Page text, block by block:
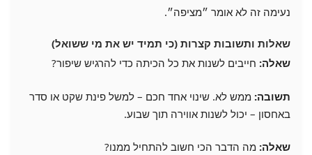
נעימה זה לא אומר ״מציפה״.
שאלות ותשובות קצרות (כי תמיד יש את מי ששואל)
שאלה: חייבים לשנות את כל הכיתה כדי להרגיש שיפור?
תשובה: ממש לא. שינוי אחד חכם – למשל פינת שקט או סדר
באחסון – יכול לשנות אווירה תוך שבוע.
שאלה: מה הדבר הכי חשוב להתחיל ממנו?